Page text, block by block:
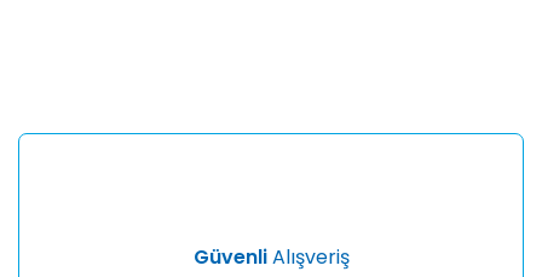
Yorum Yaz
Ürün fiyatı diğer sitelerden daha pahalı.
GüvenliAlışveriş